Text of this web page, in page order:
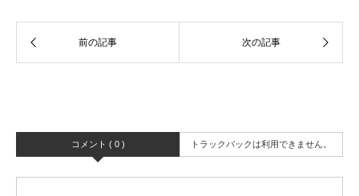
コメント ( 0 ) トラックバックは利用できません。